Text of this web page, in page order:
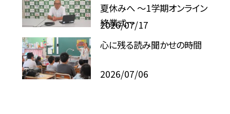
夏休みへ ～1学期オンライン
終業式～
2026/07/17
心に残る読み聞かせの時間
2026/07/06